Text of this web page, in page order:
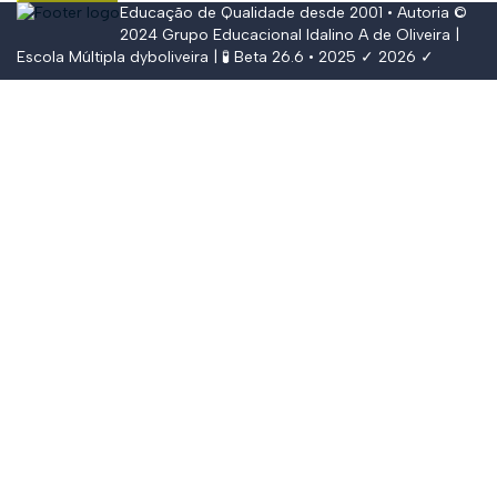
Educação de Qualidade desde 2001 • Autoria ©
2024 Grupo Educacional Idalino A de Oliveira
Escola Múltipla dyboliveira | 🧪 Beta 26.6 • 2025 ✓ 2026 ✓